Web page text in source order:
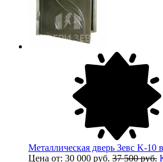
Металлическая дверь Зевс K-10
Цена от: 30 000 руб. 37 500 руб.